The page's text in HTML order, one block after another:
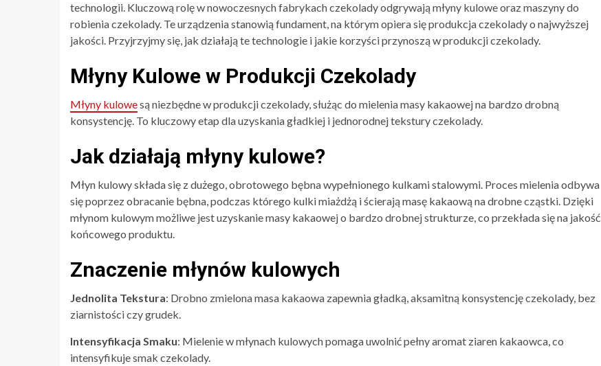
technologii. Kluczową rolę w nowoczesnych fabrykach czekolady odgrywają młyny kulowe oraz maszyny do
robienia czekolady. Te urządzenia stanowią fundament, na którym opiera się produkcja czekolady o najwyższej
jakości. Przyjrzyjmy się, jak działają te technologie i jakie korzyści przynoszą w produkcji czekolady.
Młyny Kulowe w Produkcji Czekolady
Młyny kulowesą niezbędne w produkcji czekolady, służąc do mielenia masy kakaowej na bardzo drobną
konsystencję. To kluczowy etap dla uzyskania gładkiej i jednorodnej tekstury czekolady.
Jak działają młyny kulowe?
Młyn kulowy składa się z dużego, obrotowego bębna wypełnionego kulkami stalowymi. Proces mielenia odbywa
się poprzez obracanie bębna, podczas którego kulki miażdżą i ścierają masę kakaową na drobne cząstki. Dzięki
młynom kulowym możliwe jest uzyskanie masy kakaowej o bardzo drobnej strukturze, co przekłada się na jakość
końcowego produktu.
Znaczenie młynów kulowych
Jednolita Tekstura: Drobno zmielona masa kakaowa zapewnia gładką, aksamitną konsystencję czekolady, bez
ziarnistości czy grudek.
Intensyfikacja Smaku: Mielenie w młynach kulowych pomaga uwolnić pełny aromat ziaren kakaowca, co
intensyfikuje smak czekolady.